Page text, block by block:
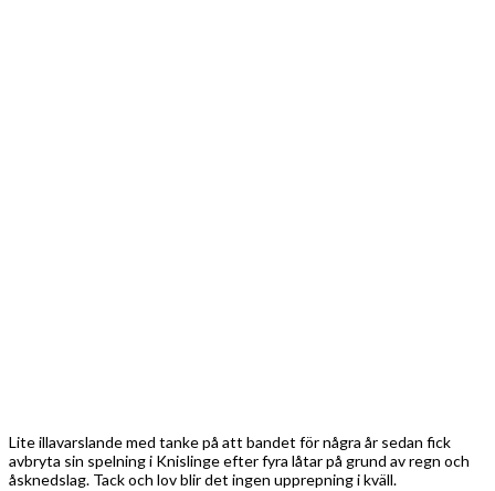
Lite illavarslande med tanke på att bandet för några år sedan fick
avbryta sin spelning i Knislinge efter fyra låtar på grund av regn och
åsknedslag. Tack och lov blir det ingen upprepning i kväll.